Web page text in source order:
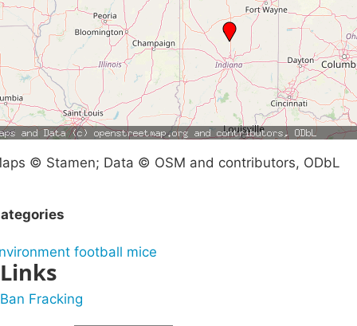
© Stamen; Data © OSM and contributors, ODbL
football mice
Links
Ban Fracking